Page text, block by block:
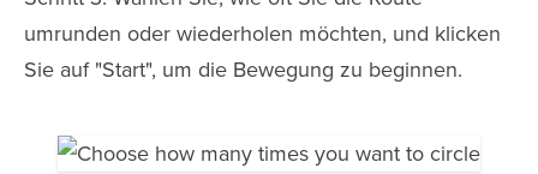
umrunden oder wiederholen möchten, und klicken
Sie auf "Start", um die Bewegung zu beginnen.